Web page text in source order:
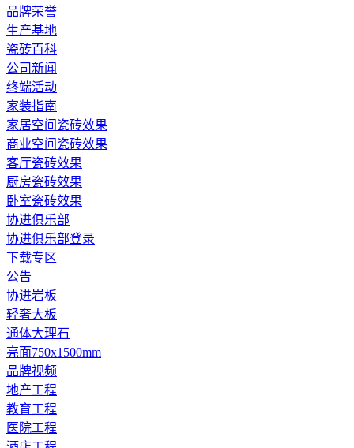
品牌荣誉
生产基地
瓷砖百科
公司新闻
终端活动
家装指南
家居空间瓷砖效果
商业空间瓷砖效果
客厅瓷砖效果
厨房瓷砖效果
卧室瓷砖效果
协进俱乐部
协进俱乐部登录
下载专区
公告
协进岩板
轻奢大板
通体大理石
亮面750x1500mm
品牌视频
地产工程
教育工程
医院工程